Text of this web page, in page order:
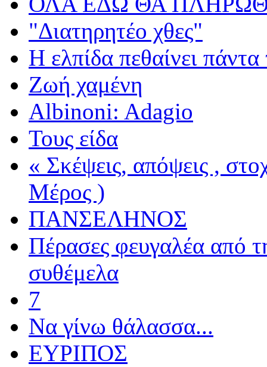
"Διατηρητέο χθες"
Η ελπίδα πεθαίνει πάντα
Ζωή χαμένη
Albinoni: Adagio
Τους είδα
« Σκέψεις, απόψεις ,
Μέρος )
ΠΑΝΣΕΛΗΝΟΣ
Πέρασες φευγαλέα από
συθέμελα
7
Να γίνω θάλασσα...
ΕΥΡΙΠΟΣ